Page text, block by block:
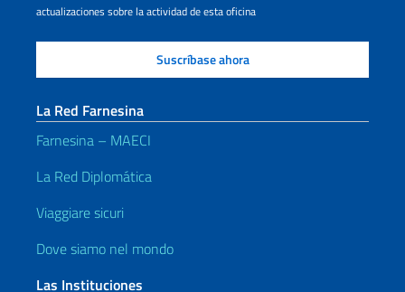
actualizaciones sobre la actividad de esta oficina
La Red Farnesina
Farnesina – MAECI
La Red Diplomática
Viaggiare sicuri
Dove siamo nel mondo
Las Instituciones